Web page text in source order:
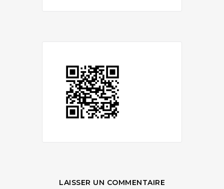
LAISSER UN COMMENTAIRE